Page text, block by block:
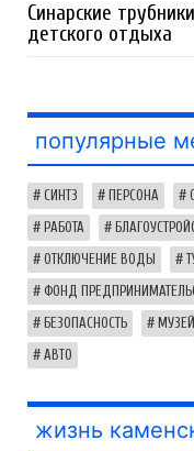
Синарские
детского отдыха
популярные
СИНТЗ ПЕРСОНА
РАБОТА
ОТКЛЮЧЕНИЕ ВОДЫ
ФОНД
БЕЗОПАСНОСТЬ МУЗЕЙ
АВТО
жизнь